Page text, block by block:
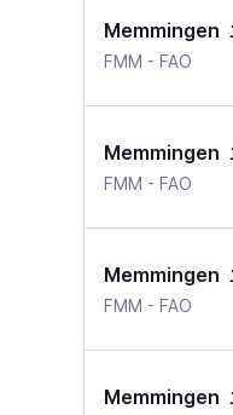
Memmingen
FMM Memmingen
- FAO
Memmingen
FMM Memmingen
- FAO
Memmingen
FMM Memmingen
- FAO
Memmingen